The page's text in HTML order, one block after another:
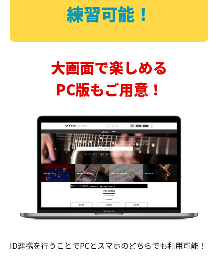
練習可能！
大画面で楽しめる
PC版もご用意！
ID連携を行うことでPCとスマホのどちらでも利用可能！